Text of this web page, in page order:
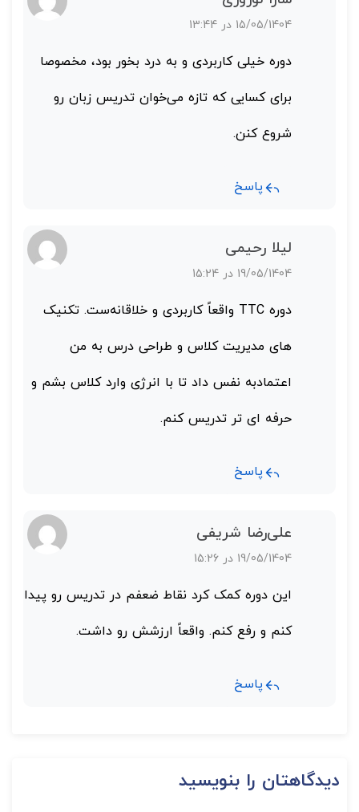
15/05/1404 در 13:44
دوره خیلی کاربردی و به درد بخور بود، مخصوصا
برای کسایی که تازه می‌خوان تدریس زبان رو
شروع کنن.
پاسخ
لیلا رحیمی
19/05/1404 در 15:24
دوره‌ TTC واقعاً کاربردی و خلاقانه‌ست. تکنیک‌
های مدیریت کلاس و طراحی درس به من
اعتمادبه‌ نفس داد تا با انرژی وارد کلاس بشم و
حرفه‌ ای‌ تر تدریس کنم.
پاسخ
علی‌رضا شریفی
19/05/1404 در 15:26
این دوره کمک کرد نقاط ضعفم در تدریس رو پیدا
کنم و رفع کنم. واقعاً ارزشش رو داشت.
پاسخ
دیدگاهتان را بنویسید